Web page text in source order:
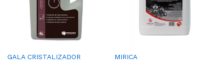
Ajou
GALA CRISTALIZADOR MIRICA